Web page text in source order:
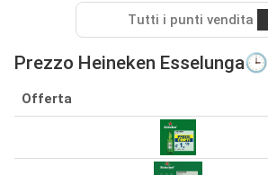
Tutti i punti vendita
Prezzo Heineken Esselunga🕒
Offerta